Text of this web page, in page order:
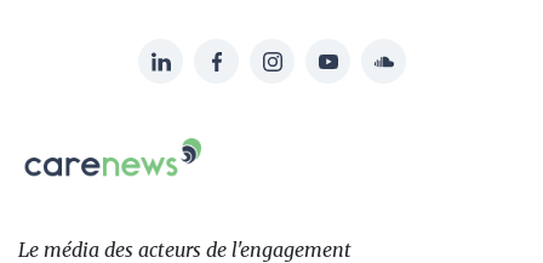
sur:
LinkedInFacebookInstagramYouTubeSoundcloud
Le
des
Le média des acteurs de l'engagement